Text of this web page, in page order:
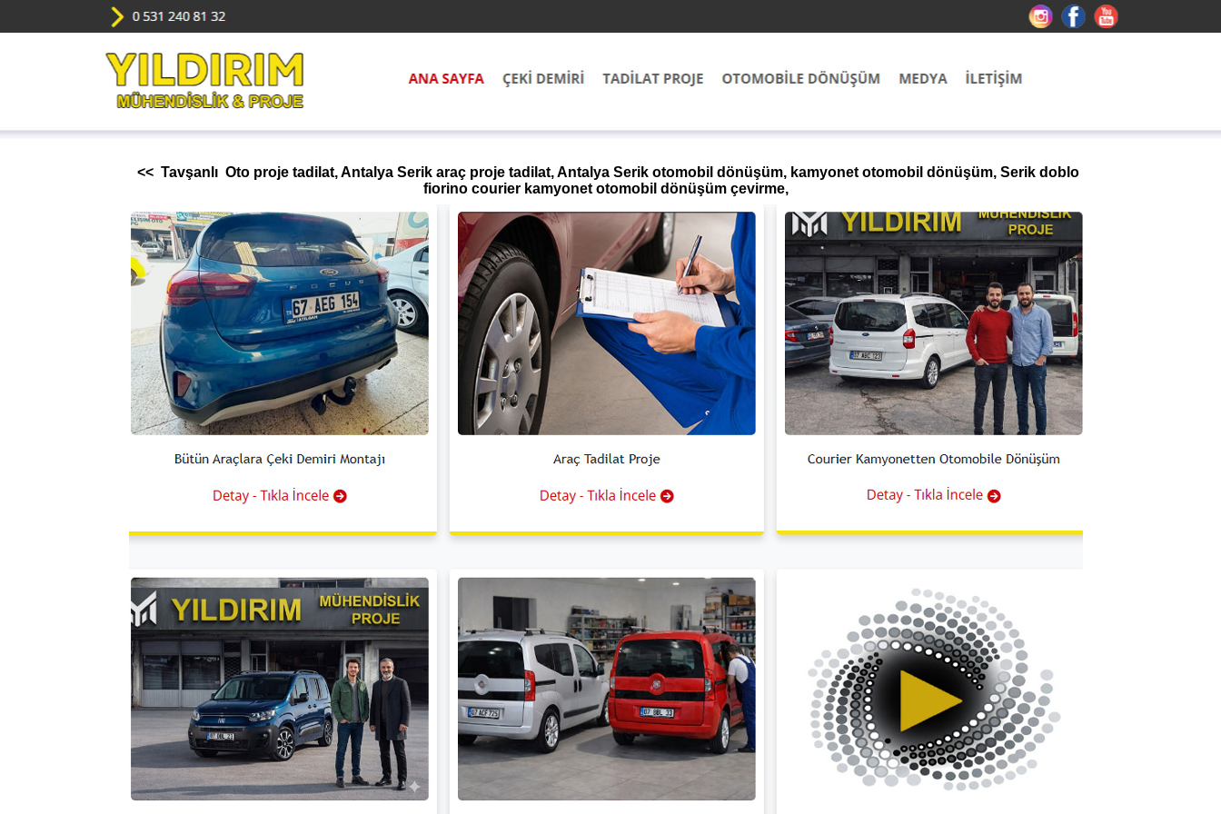
<< Tavşanlı Oto proje tadilat, Antalya Serik araç proje tadilat, Antalya Serik otomobil dönüşüm, kamyonet otomobil dönüşüm, Serik doblo
fiorino courier kamyonet otomobil dönüşüm çevirme,